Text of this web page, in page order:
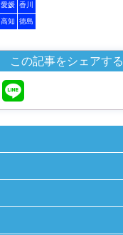
愛媛 香川
高知 徳島
この記事をシェアする